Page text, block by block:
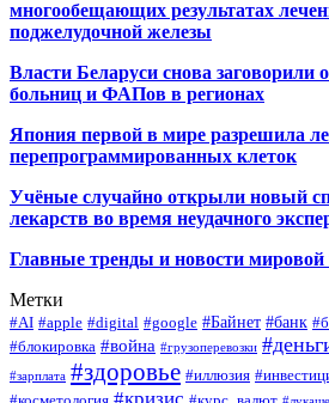
многообещающих результатах
поджелудочной железы
Власти Беларуси снова заговорили
больниц и ФАПов в регионах
Япония первой в мире разрешила
перепрограммированных клеток
Учёные случайно открыли новый
лекарств во время неудачного
Главные тренды и новости
Метки
#AI #apple #digital #google #Байнет #банк
#блокировка #война #грузоперевозки
#зарплата #здоровье #иллюзия